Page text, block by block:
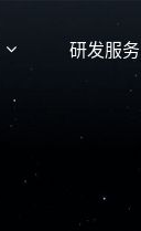
研发服务